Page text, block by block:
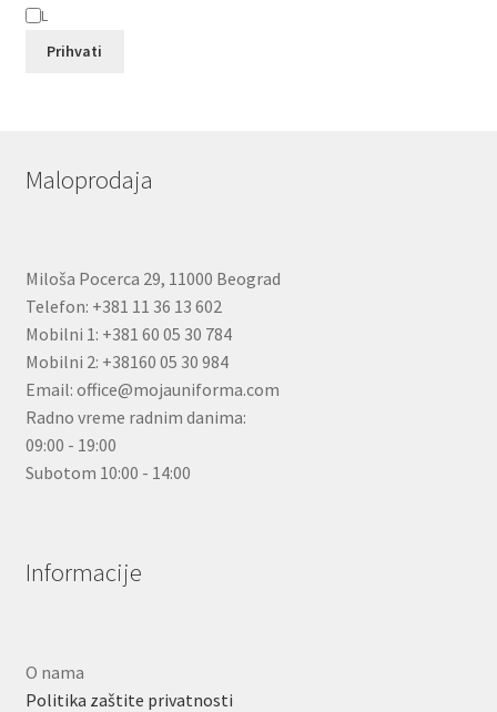
L
Prihvati
Maloprodaja
Miloša Pocerca 29, 11000 Beograd
Telefon: +381 11 36 13 602
Mobilni 1: +381 60 05 30 784
Mobilni 2: +38160 05 30 984
Email: office@mojauniforma.com
Radno vreme radnim danima:
09:00 - 19:00
Subotom 10:00 - 14:00
Informacije
O nama
Politika zaštite privatnosti